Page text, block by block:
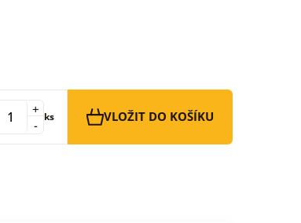
-
+ ks VLOŽIT DO KOŠÍKU